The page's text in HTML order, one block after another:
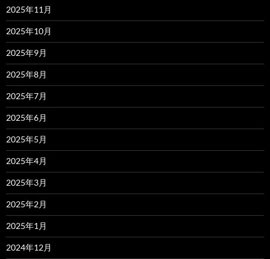
2025年11月
2025年10月
2025年9月
2025年8月
2025年7月
2025年6月
2025年5月
2025年4月
2025年3月
2025年2月
2025年1月
2024年12月